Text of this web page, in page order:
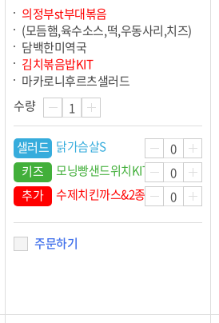
의정부st부대볶음
(모듬햄,육수소스,떡,우동사리,치즈)
담백한미역국
김치볶음밥KIT
마카로니후르츠샐러드
수량
샐러드 닭가슴살S
키즈
모닝빵샌드위치KIT
추가
수제치킨까스&2종소스
주문하기